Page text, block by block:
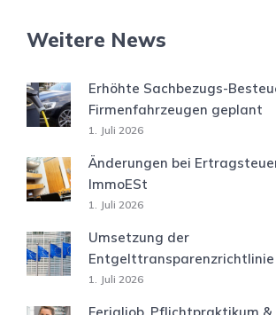
Weitere News
Erhöhte Sachbezugs-
Firmenfahrzeugen geplant
1. Juli 2026
Änderungen bei
ImmoESt
1. Juli 2026
Umsetzung der
Entgelttransparenzrichtlinie
1. Juli 2026